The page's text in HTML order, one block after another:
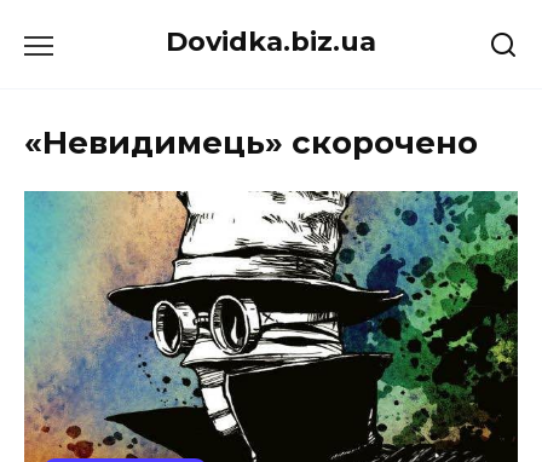
до
Dovidka.biz.ua
«Невидимець» скорочено